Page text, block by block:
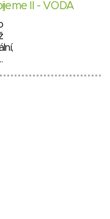
II - VODA